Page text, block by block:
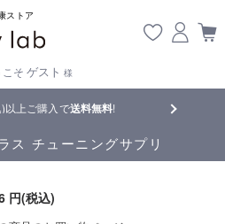
ストア
こそ ゲスト 様
【重要】熊本地震の影響により遅延が生
ス チューニングサプリ
円(税込)